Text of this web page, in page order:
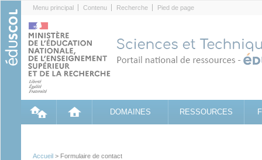
Menu principal Contenu Recherche Pied de page
DOMAINES RESSOURCES
Accueil > Formulaire de contact